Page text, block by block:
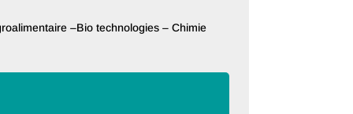
–Bio technologies – Chimie